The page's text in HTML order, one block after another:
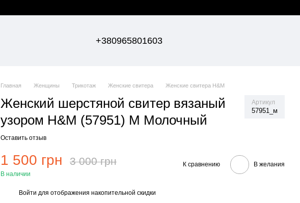
+380965801603
Главная Женщины Трикотаж Женские свитера Женские свитера H&M
Женский шерстяной свитер вязаный
узором Н&М (57951) М Молочный
Артикул
57951_м
Оставить отзыв
1 500 грн 3 000 грн
В наличии
К сравнению В желания
Войти для отображения накопительной скидки